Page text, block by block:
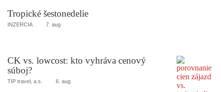
Tropické šestonedelie
INZERCIA 7. aug
CK vs. lowcost: kto vyhráva cenový
súboj?
TIP travel, a.s. 6. aug